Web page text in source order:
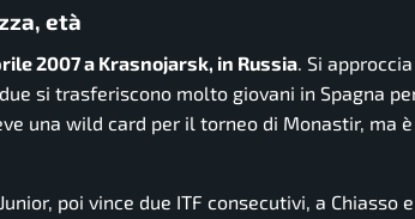
età
2007 a Krasnojarsk, in Russia. Si
si trasferiscono molto giovani in Spagna
una wild card per il torneo di Monastir, ma
poi vince due ITF consecutivi, a